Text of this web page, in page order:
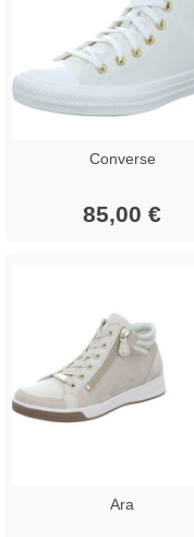
Converse
85,00 €
Ara